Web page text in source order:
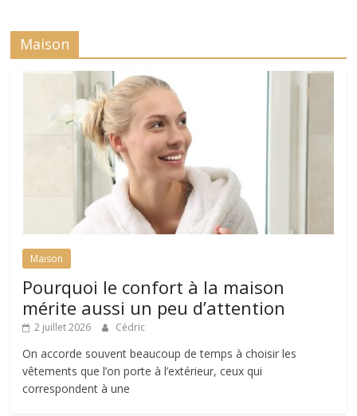
Maison
Maison
Pourquoi le confort à la maison
mérite aussi un peu d’attention
2 juillet 2026 Cédric
On accorde souvent beaucoup de temps à choisir les
vêtements que l’on porte à l’extérieur, ceux qui
correspondent à une